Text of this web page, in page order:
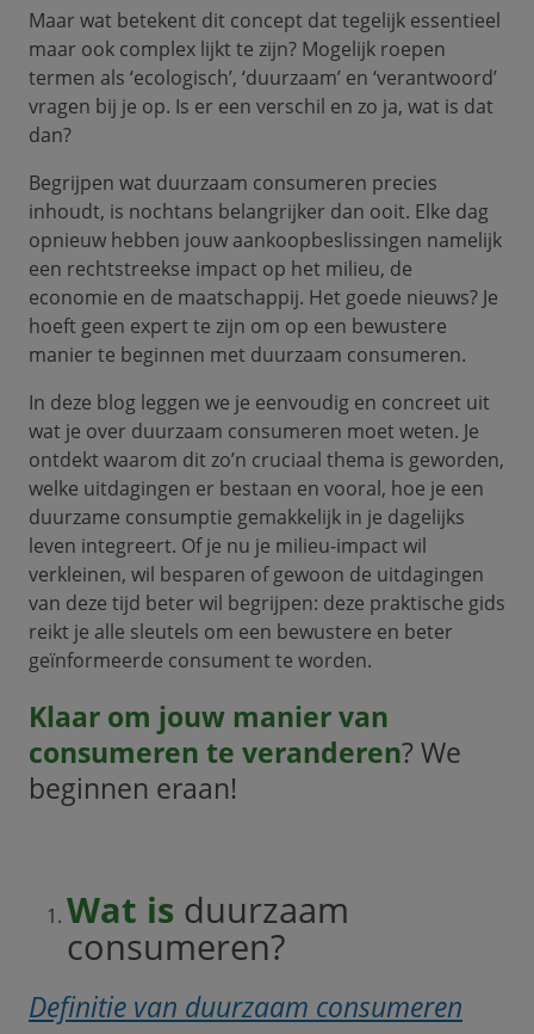
Maar wat betekent dit concept dat tegelijk essentieel
maar ook complex lijkt te zijn? Mogelijk roepen
termen als ‘ecologisch’, ‘duurzaam’ en ‘verantwoord’
vragen bij je op. Is er een verschil en zo ja, wat is dat
dan?
Begrijpen wat duurzaam consumeren precies
inhoudt, is nochtans belangrijker dan ooit. Elke dag
opnieuw hebben jouw aankoopbeslissingen namelijk
een rechtstreekse impact op het milieu, de
economie en de maatschappij. Het goede nieuws? Je
hoeft geen expert te zijn om op een bewustere
manier te beginnen met duurzaam consumeren.
In deze blog leggen we je eenvoudig en concreet uit
wat je over duurzaam consumeren moet weten. Je
ontdekt waarom dit zo’n cruciaal thema is geworden,
welke uitdagingen er bestaan en vooral, hoe je een
duurzame consumptie gemakkelijk in je dagelijks
leven integreert. Of je nu je milieu-impact wil
verkleinen, wil besparen of gewoon de uitdagingen
van deze tijd beter wil begrijpen: deze praktische gids
reikt je alle sleutels om een bewustere en beter
geïnformeerde consument te worden.
Klaar om jouw manier van
consumeren te veranderen? We
beginnen eraan!
Wat is duurzaam
consumeren?
Definitie van duurzaam consumeren